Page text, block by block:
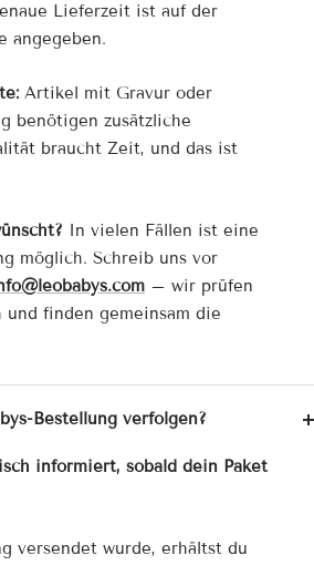
Lieferzeit ist auf der
angegeben.
Artikel mit Gravur oder
benötigen zusätzliche
braucht Zeit, und das ist
In vielen Fällen ist eine
möglich. Schreib uns vor
– wir prüfen
finden gemeinsam die
Bestellung verfolgen?
informiert, sobald dein Paket
versendet wurde, erhältst du